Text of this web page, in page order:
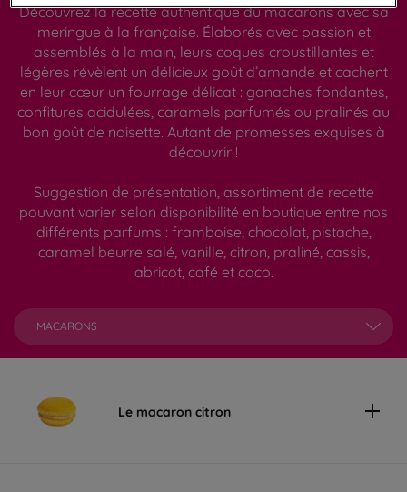
Découvrez la recette authentique du macarons avec sa
meringue à la française. Élaborés avec passion et
assemblés à la main, leurs coques croustillantes et
légères révèlent un délicieux goût d’amande et cachent
en leur cœur un fourrage délicat : ganaches fondantes,
confitures acidulées, caramels parfumés ou pralinés au
bon goût de noisette. Autant de promesses exquises à
découvrir !
Suggestion de présentation, assortiment de recette
pouvant varier selon disponibilité en boutique entre nos
différents parfums : framboise, chocolat, pistache,
caramel beurre salé, vanille, citron, praliné, cassis,
abricot, café et coco.
MACARONS
Le macaron citron